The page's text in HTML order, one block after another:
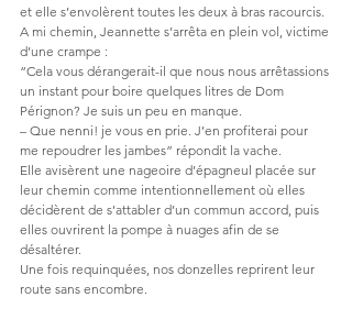
et elle s’envolèrent toutes les deux à bras racourcis.
A mi chemin, Jeannette s’arrêta en plein vol, victime
d’une crampe :
“Cela vous dérangerait-il que nous nous arrêtassions
un instant pour boire quelques litres de Dom
Pérignon? Je suis un peu en manque.
– Que nenni! je vous en prie. J’en profiterai pour
me repoudrer les jambes” répondit la vache.
Elle avisèrent une nageoire d’épagneul placée sur
leur chemin comme intentionnellement où elles
décidèrent de s’attabler d’un commun accord, puis
elles ouvrirent la pompe à nuages afin de se
désaltérer.
Une fois requinquées, nos donzelles reprirent leur
route sans encombre.